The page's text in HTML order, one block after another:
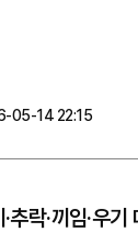
05-14 22:15
추락·끼임·우